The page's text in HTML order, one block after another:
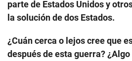
parte de Estados Unidos y
la solución de dos Estados.
¿Cuán cerca o lejos cree que
después de esta guerra?